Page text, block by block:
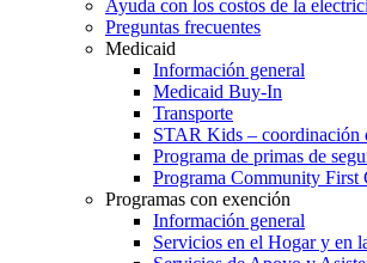
Ayuda con los costos de la
Preguntas frecuentes
Medicaid
Información general
Medicaid Buy-In
Transporte
STAR Kids – coordinación
Programa de primas de
Programa Community First
Programas con exención
Información general
Servicios en el Hogar y en